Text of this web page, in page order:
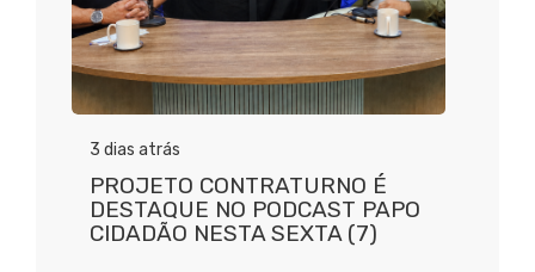
3 dias atrás
PROJETO CONTRATURNO É
DESTAQUE NO PODCAST PAPO
CIDADÃO NESTA SEXTA (7)